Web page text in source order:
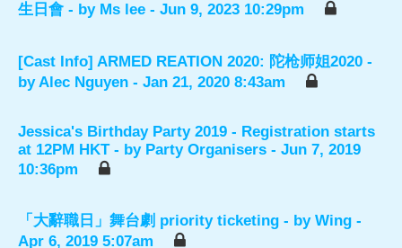
生日會 - by Ms lee - Jun 9, 2023 10:29pm
[Cast Info] ARMED REATION 2020: 陀枪师姐2020 -
byAlec Nguyen - Jan 21, 2020 8:43am
Jessica's Birthday Party 2019 - Registration starts
at 12PM HKT - by Party Organisers - Jun 7, 2019
10:36pm
「大辭職日」舞台劇 priority ticketing - by Wing -
Apr 6, 2019 5:07am